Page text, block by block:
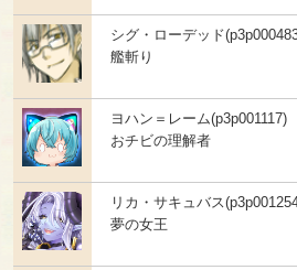
シグ・ローデッド
艦斬り
ヨハン＝レーム(p3p001117)
おチビの理解者
リカ・サキュバス
夢の女王